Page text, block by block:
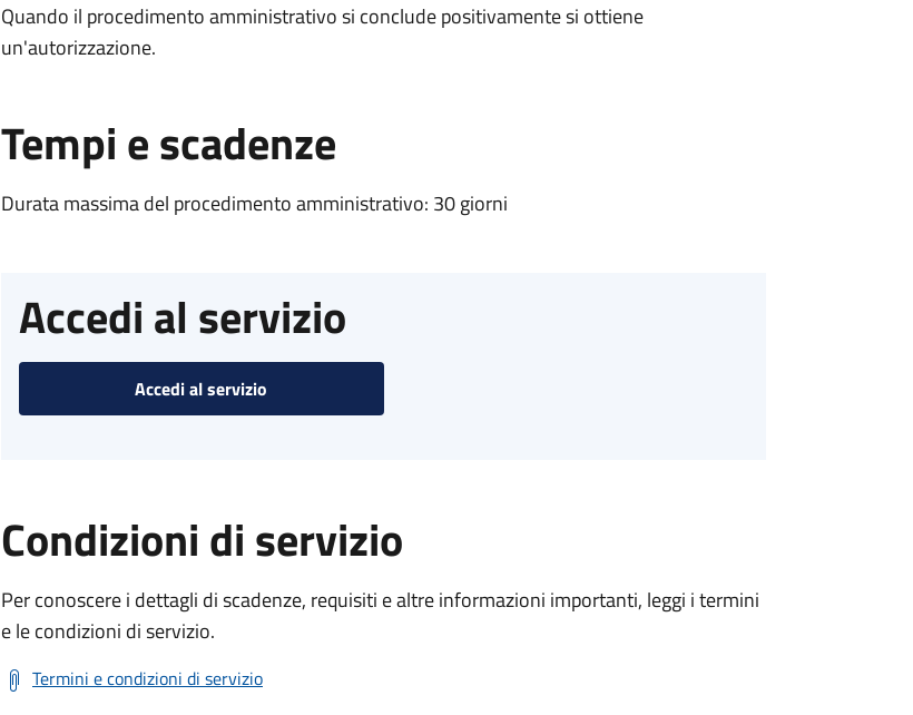
Quando il procedimento amministrativo si conclude positivamente si ottiene
un'autorizzazione.
Tempi e scadenze
Durata massima del procedimento amministrativo: 30 giorni
Accedi al servizio
Accedi al servizio
Condizioni di servizio
Per conoscere i dettagli di scadenze, requisiti e altre informazioni importanti, leggi i termini
e le condizioni di servizio.
Termini e condizioni di servizio